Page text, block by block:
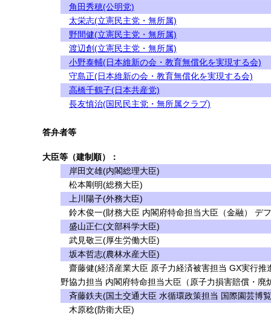
角田秀穂(公明党)
太栄志(立憲民主党・無所属)
野間健(立憲民主党・無所属)
渡辺創(立憲民主党・無所属)
小野泰輔(日本維新の会・教育無償化を実現する会)
守島正(日本維新の会・教育無償化を実現する会)
高橋千鶴子(日本共産党)
長友慎治(国民民主党・無所属クラブ)
答弁者等
大臣等（建制順）：
岸田文雄(内閣総理大臣)
松本剛明(総務大臣)
上川陽子(外務大臣)
鈴木俊一(財務大臣 内閣府特命担当大臣（金融） デ
盛山正仁(文部科学大臣)
武見敬三(厚生労働大臣)
坂本哲志(農林水産大臣)
齋藤健(経済産業大臣 原子力経済被害担当 GX実行推
野協力担当 内閣府特命担当大臣（原子力損害賠償・廃
斉藤鉄夫(国土交通大臣 水循環政策担当 国際園芸博
木原稔(防衛大臣)